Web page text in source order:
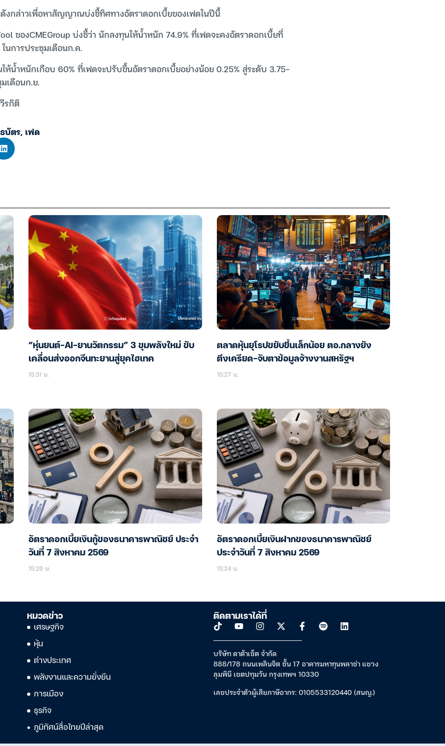
งกล่าวเพื่อหาสัญญาณบ่งชี้ทิศทางอัตราดอกเบี้ยของเฟดในปีนี้
ของCMEGroup บ่งชี้ว่า นักลงทุนให้น้ำหนัก 74.9% ที่เฟดจะคงอัตราดอกเบี้ยที่
นการประชุมเดือนก.ค.
ห้น้ำหนักเกือบ 60% ที่เฟดจะปรับขึ้นอัตราดอกเบี้ยอย่างน้อย 0.25% สู่ระดับ 3.75-
เดือนก.ย.
รกิติ
บัตร, เฟด
“หุ่นยนต์-AI-ยานวัตกรรม” 3 ขุมพลังใหม่ ขับ
เคลื่อนส่งออกจีนทะยานสู่ยุคไฮเทค
15:31 น.
ตลาดหุ้นยุโรปขยับขึ้นเล็กน้อย ตอ.กลางยัง
ตึงเครียด-จับตาข้อมูลจ้างงานสหรัฐฯ
15:27 น.
อัตราดอกเบี้ยเงินกู้ของธนาคารพาณิชย์ ประจำ
วันที่ 7 สิงหาคม 2569
15:26 น.
อัตราดอกเบี้ยเงินฝากของธนาคารพาณิชย์
ประจำวันที่ 7 สิงหาคม 2569
15:24 น.
หมวดข่าว
เศรษฐกิจ
หุ้น
ต่างประเทศ
พลังงานและความยั่งยืน
การเมือง
ธุรกิจ
ภูมิทัศน์สื่อไทยปีล่าสุด
ติดตามเราได้ที่
บริษัท ดาต้าเซ็ต จำกัด
888/178 ถนนเพลินจิต ชั้น 17 อาคารมหาทุนพลาซ่า แขวง
ลุมพินี เขตปทุมวัน กรุงเทพฯ 10330
เลขประจำตัวผู้เสียภาษีอากร: 0105533120440 (สนญ.)